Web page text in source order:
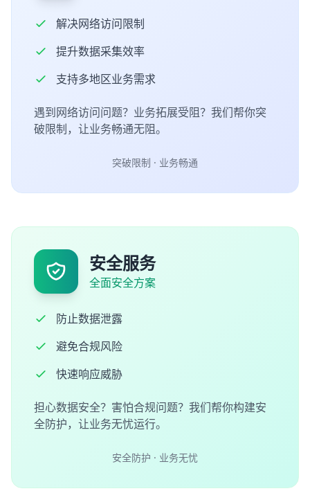
解决网络访问限制
提升数据采集效率
支持多地区业务需求
遇到网络访问问题？业务拓展受阻？我们帮你突
破限制，让业务畅通无阻。
突破限制 · 业务畅通
安全服务
全面安全方案
防止数据泄露
避免合规风险
快速响应威胁
担心数据安全？害怕合规问题？我们帮你构建安
全防护，让业务无忧运行。
安全防护 · 业务无忧